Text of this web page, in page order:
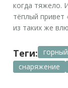
когда тяжело.
тёплый привет
из таких же
Теги:
снаряжение